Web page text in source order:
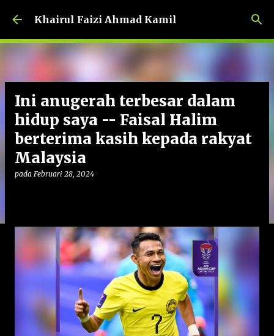
Langkau ke kandungan utama
Khairul Faizi Ahmad Kamil
Ini anugerah terbesar dalam
hidup saya -- Faisal Halim
berterima kasih kepada rakyat
Malaysia
pada Februari 28, 2024